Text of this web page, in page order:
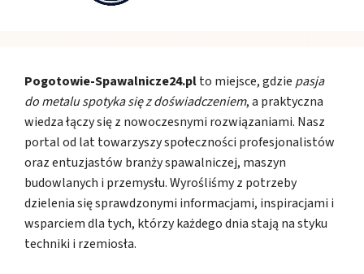
Pogotowie-Spawalnicze24.plto miejsce, gdzie pasja
do metalu spotyka się z doświadczeniem, a praktyczna
wiedza łączy się z nowoczesnymi rozwiązaniami. Nasz
portal od lat towarzyszy społeczności profesjonalistów
oraz entuzjastów branży spawalniczej, maszyn
budowlanych i przemysłu. Wyrośliśmy z potrzeby
dzielenia się sprawdzonymi informacjami, inspiracjami i
wsparciem dla tych, którzy każdego dnia stają na styku
techniki i rzemiosła.